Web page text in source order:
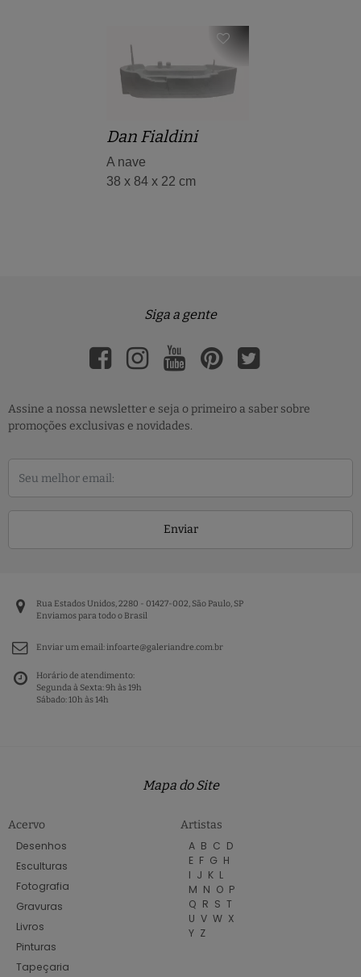
Dan Fialdini
A nave
38 x 84 x 22 cm
Siga a gente
Assine a nossa newsletter e seja o primeiro a saber sobre
promoções exclusivas e novidades.
Enviar
Rua Estados Unidos, 2280 - 01427-002, São Paulo, SP
Enviamos para todo o Brasil
Enviar um email:infoarte@galeriandre.com.br
Horário de atendimento:
Segunda à Sexta: 9h às 19h
Sábado: 10h às 14h
Mapa do Site
Acervo
Desenhos
Esculturas
Fotografia
Gravuras
Livros
Pinturas
Tapeçaria
Artistas
A B C D
E F G H
I J K L
M N O P
Q R S T
U V W X
Y Z